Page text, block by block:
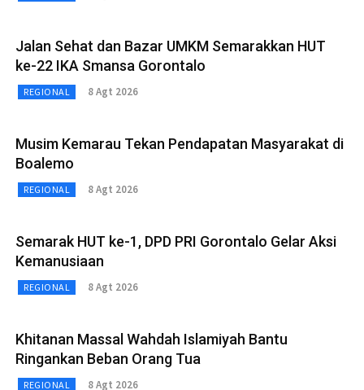
Jalan Sehat dan Bazar UMKM Semarakkan HUT
ke-22 IKA Smansa Gorontalo
REGIONAL 8 Agt 2026
Musim Kemarau Tekan Pendapatan Masyarakat di
Boalemo
REGIONAL 8 Agt 2026
Semarak HUT ke-1, DPD PRI Gorontalo Gelar Aksi
Kemanusiaan
REGIONAL 8 Agt 2026
Khitanan Massal Wahdah Islamiyah Bantu
Ringankan Beban Orang Tua
REGIONAL 8 Agt 2026